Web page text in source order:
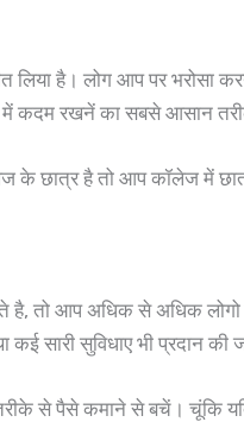
लिया है। लोग आप पर भरोसा
कदम रखनें का सबसे आसान
के छात्र है तो आप कॉलेज में
है, तो आप अधिक से अधिक
सारी सुविधाए भी प्रदान की
से पैसे कमाने से बचें। चूंकि